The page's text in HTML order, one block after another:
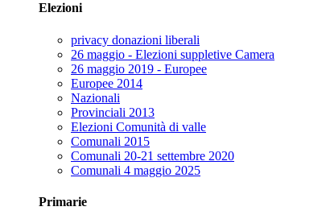
Elezioni
privacy donazioni liberali
26 maggio - Elezioni suppletive Camera
26 maggio 2019 - Europee
Europee 2014
Nazionali
Provinciali 2013
Elezioni Comunità di valle
Comunali 2015
Comunali 20-21 settembre 2020
Comunali 4 maggio 2025
Primarie